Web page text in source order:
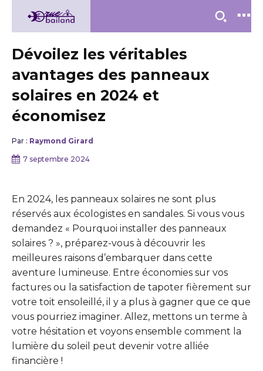
Dévoilez les véritables
avantages des panneaux
solaires en 2024 et
économisez
Par : Raymond Girard
7 septembre 2024
En 2024, les panneaux solaires ne sont plus
réservés aux écologistes en sandales. Si vous vous
demandez « Pourquoi installer des panneaux
solaires ? », préparez-vous à découvrir les
meilleures raisons d’embarquer dans cette
aventure lumineuse. Entre économies sur vos
factures ou la satisfaction de tapoter fièrement sur
votre toit ensoleillé, il y a plus à gagner que ce que
vous pourriez imaginer. Allez, mettons un terme à
votre hésitation et voyons ensemble comment la
lumière du soleil peut devenir votre alliée
financière !